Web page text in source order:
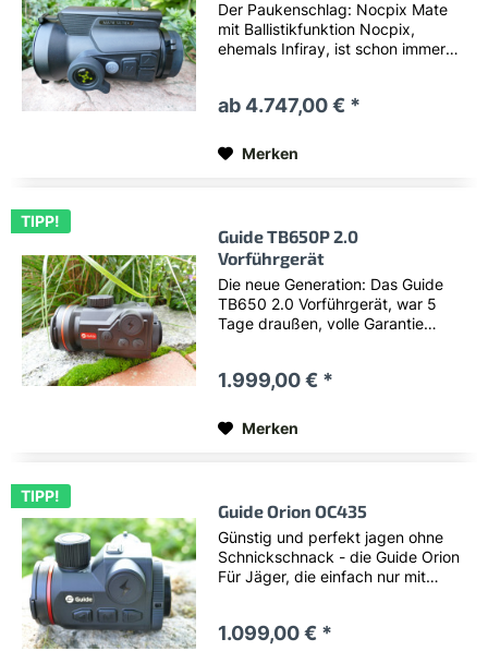
Der Paukenschlag: Nocpix Mate
mit Ballistikfunktion Nocpix,
ehemals Infiray, ist schon immer
Jetzt bringt die neue Mate-Serie
Vollausstattung und...
ab 4.747,00 € *
Merken
TIPP!
Guide TB650P 2.0
Vorführgerät
Die neue Generation: Das Guide
TB650 2.0 Vorführgerät, war 5
Tage draußen, volle Garantie
Empfindlichkeit des Sensors
in Verbindung einem neuen...
1.999,00 € *
Merken
TIPP!
Guide Orion OC435
Günstig und perfekt jagen ohne
Schnickschnack - die Guide Orion
Für Jäger, die einfach nur mit
dabei auf Komfortfunktionen
1.099,00 € *